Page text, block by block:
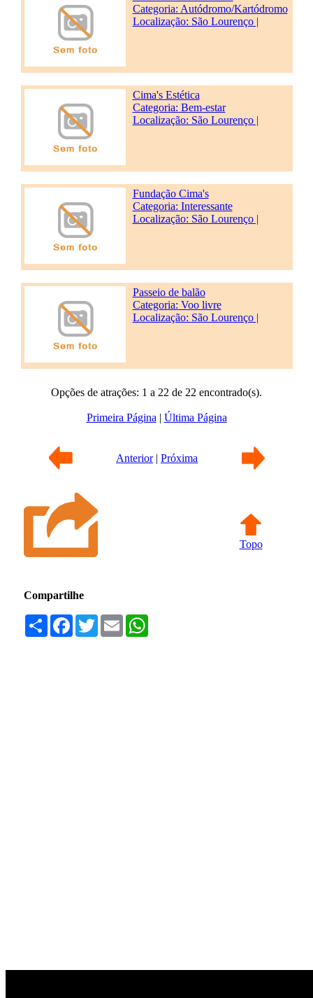
Categoria: Autódromo/Kartódromo
Localização: São Lourenço |
Cima's Estética
Categoria: Bem-estar
Localização: São Lourenço |
Fundação Cima's
Categoria: Interessante
Localização: São Lourenço |
Passeio de balão
Categoria: Voo livre
Localização: São Lourenço |
Opções de atrações: 1 a 22 de 22 encontrado(s).
Primeira Página | Última Página
Anterior| Próxima
Topo
Compartilhe
Compartilhar
Facebook
TwitterEmail